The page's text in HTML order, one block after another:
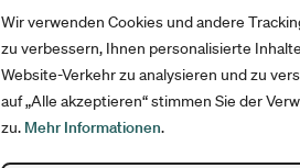
unser Angebot und Marketing.
Marketing Cookies sammeln
Sie helfen uns, Werbung auszuspielen,
anonym erfasst und für die Dauer
Wir verwenden Cookies und andere
zu verbessern, Ihnen personalisierte
Website-Verkehr zu analysieren und zu
auf „Alle akzeptieren“ stimmen Sie der
zu. Mehr Informationen.